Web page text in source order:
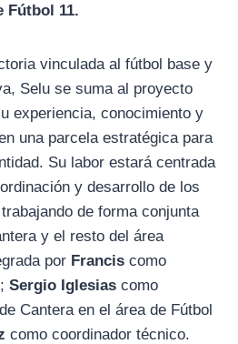
Fútbol 11.
vinculada al fútbol base y
Selu se suma al proyecto
experiencia, conocimiento y
una parcela estratégica para
Su labor estará centrada
y desarrollo de los
de forma conjunta
y el resto del área
por Francis como
Sergio Iglesias como
Cantera en el área de Fútbol
como coordinador técnico.